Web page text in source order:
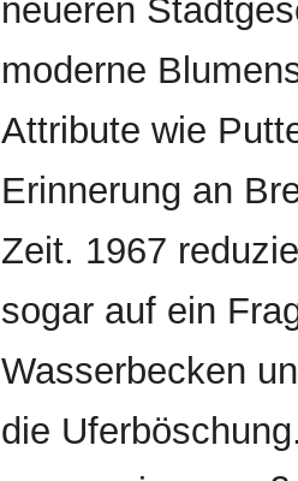
neueren
moderne
Attribute wie
Erinnerung an
Zeit. 1967
sogar auf ein
Wasserbecken
die